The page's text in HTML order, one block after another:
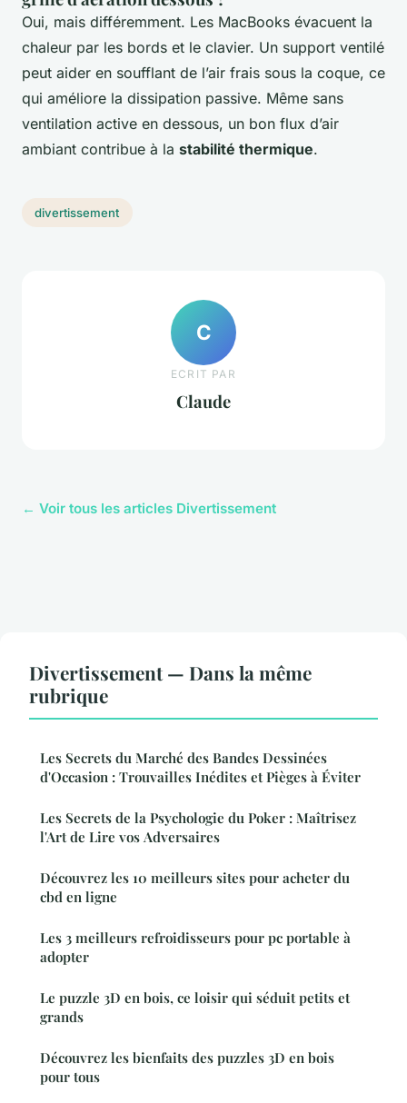
Oui, mais différemment. Les MacBooks évacuent la
chaleur par les bords et le clavier. Un support ventilé
peut aider en soufflant de l’air frais sous la coque, ce
qui améliore la dissipation passive. Même sans
ventilation active en dessous, un bon flux d’air
ambiant contribue à la stabilité thermique.
divertissement
C
ECRIT PAR
Claude
← Voir tous les articles Divertissement
Divertissement — Dans la même
rubrique
Les Secrets du Marché des Bandes Dessinées
d'Occasion : Trouvailles Inédites et Pièges à Éviter
Les Secrets de la Psychologie du Poker : Maîtrisez
l'Art de Lire vos Adversaires
Découvrez les 10 meilleurs sites pour acheter du
cbd en ligne
Les 3 meilleurs refroidisseurs pour pc portable à
adopter
Le puzzle 3D en bois, ce loisir qui séduit petits et
grands
Découvrez les bienfaits des puzzles 3D en bois
pour tous